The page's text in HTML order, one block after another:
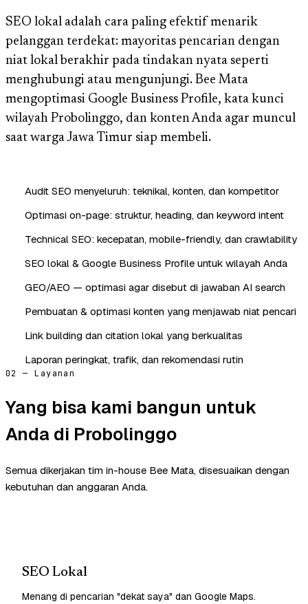
SEO lokal adalah cara paling efektif menarik
pelanggan terdekat: mayoritas pencarian dengan
niat lokal berakhir pada tindakan nyata seperti
menghubungi atau mengunjungi. Bee Mata
mengoptimasi Google Business Profile, kata kunci
wilayah Probolinggo, dan konten Anda agar muncul
saat warga Jawa Timur siap membeli.
Audit SEO menyeluruh: teknikal, konten, dan kompetitor
Optimasi on-page: struktur, heading, dan keyword intent
Technical SEO: kecepatan, mobile-friendly, dan crawlability
SEO lokal & Google Business Profile untuk wilayah Anda
GEO/AEO — optimasi agar disebut di jawaban AI search
Pembuatan & optimasi konten yang menjawab niat pencari
Link building dan citation lokal yang berkualitas
Laporan peringkat, trafik, dan rekomendasi rutin
02 — Layanan
Yang bisa kami bangun untuk
Anda di Probolinggo
Semua dikerjakan tim in-house Bee Mata, disesuaikan dengan
kebutuhan dan anggaran Anda.
SEO Lokal
Menang di pencarian "dekat saya" dan Google Maps.